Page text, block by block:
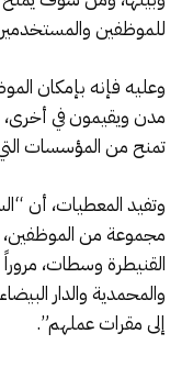
للموظفين
وعليه فإنه بإمكان
مدن ويقيمون في أخرى،
تمنح من المؤسسات
وتفيد المعطيات، أن
مجموعة من الموظفين،
القنيطرة وسطات،
والمحمدية والدار
إلى مقرات عملهم”.